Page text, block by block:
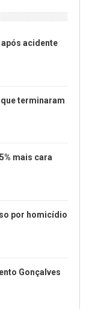
acidente
terminaram
mais cara
por homicídio
Gonçalves